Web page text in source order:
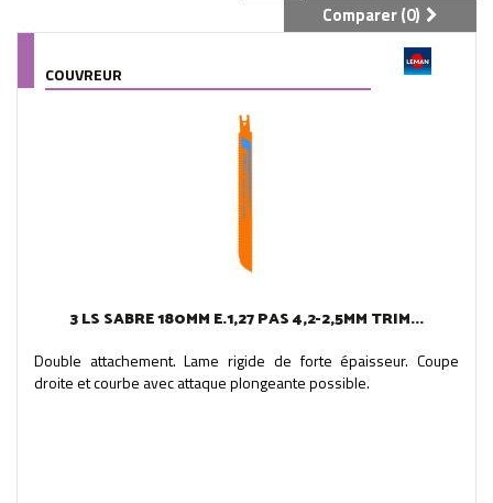
Comparer (0)
COUVREUR
3 LS SABRE 180MM E.1,27 PAS 4,2-2,5MM TRIM...
Double attachement. Lame rigide de forte épaisseur. Coupe
droite et courbe avec attaque plongeante possible.